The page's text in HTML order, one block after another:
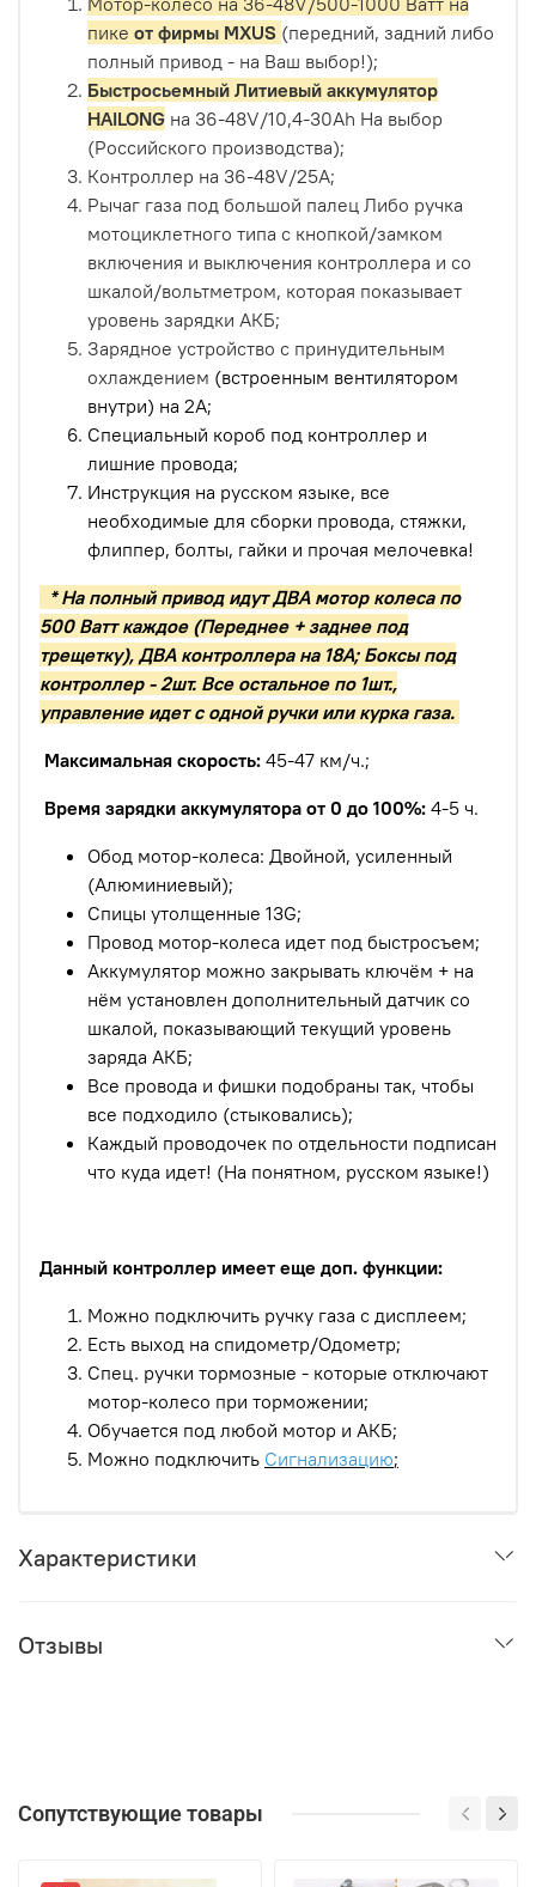
пике от фирмы MXUS (передний, задний либо
полный привод - на Ваш выбор!);
Быстросьемный Литиевый аккумулятор
HAILONG на 36-48V/10,4-30Ah На выбор
(Российского производства);
Контроллер на 36-48V/25A;
Рычаг газа под большой палец Либо ручка
мотоциклетного типа с кнопкой/замком
включения и выключения контроллера и со
шкалой/вольтметром, которая показывает
уровень зарядки АКБ;
Зарядное устройство с принудительным
охлаждением (встроенным вентилятором
внутри) на 2A;
Специальный короб под контроллер и
лишние провода;
Инструкция на русском языке, все
необходимые для сборки провода, стяжки,
флиппер, болты, гайки и прочая мелочевка!
* На полный привод идут ДВА мотор колеса по
500 Ватт каждое (Переднее + заднее под
трещетку), ДВА контроллера на 18A; Боксы под
контроллер - 2шт. Все остальное по 1шт.,
управление идет с одной ручки или курка газа.
Максимальная скорость: 45-47 км/ч.;
Время зарядки аккумулятора от 0 до 100%: 4-5 ч.
Обод мотор-колеса: Двойной, усиленный
(Алюминиевый);
Спицы утолщенные 13G;
Провод мотор-колеса идет под быстросъем;
Аккумулятор можно закрывать ключём + на
нём установлен дополнительный датчик со
шкалой, показывающий текущий уровень
заряда АКБ;
Все провода и фишки подобраны так, чтобы
все подходило (стыковались);
Каждый проводочек по отдельности подписан
что куда идет! (На понятном, русском языке!)
Данный контроллер имеет еще доп. функции:
Можно подключить ручку газа с дисплеем;
Есть выход на спидометр/Одометр;
Спец. ручки тормозные - которые отключают
мотор-колесо при торможении;
Обучается под любой мотор и АКБ;
Можно подключить Сигнализацию;
Характеристики
Отзывы
Сопутствующие товары